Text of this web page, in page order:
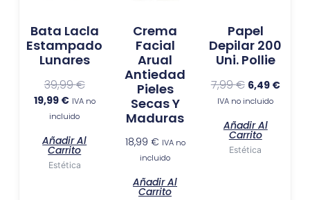
Bata Lacla
Estampado
Lunares
39,99€
19,99 € IVA no
incluido
Añadir Al
Carrito
Estética
Crema
Facial
Arual
Antiedad
Pieles
Secas Y
Maduras
18,99 € IVA no
incluido
Añadir Al
Carrito
Papel
Depilar 200
Uni. Pollie
7,99€ 6,49 €
IVA no incluido
Añadir Al
Carrito
Estética